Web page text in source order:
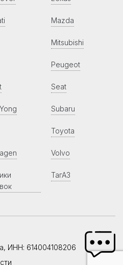
Mazda
Mitsubishi
Peugeot
Seat
Subaru
Toyota
Volvo
ТагАЗ
ИНН: 614004108206